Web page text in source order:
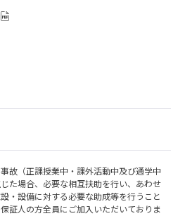
故（正課授業中・課外活動中及び通学中
た場合、必要な相互扶助を行い、あわせ
・設備に対する必要な助成等を行うこと
証人の方全員にご加入いただいておりま